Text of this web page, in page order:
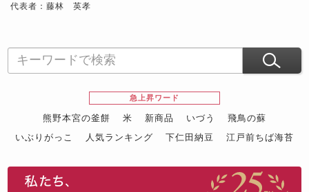
代表者：藤林 英孝
急上昇ワード
熊野本宮の釜餅 米 新商品 いづう
飛鳥の蘇
いぶりがっこ
人気ランキング 下仁田納豆
江戸前ちば海苔